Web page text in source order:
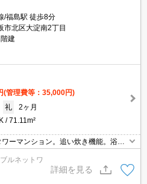
/福島駅 徒歩8分
市北区大淀南2丁目
建
(管理費等：35,000円)
礼
2ヶ月
71.11m²
ーマンション。追い炊き機能。浴室
店まで☆彡０６－４７９０－２２２
ルネットワ
詳細を見る